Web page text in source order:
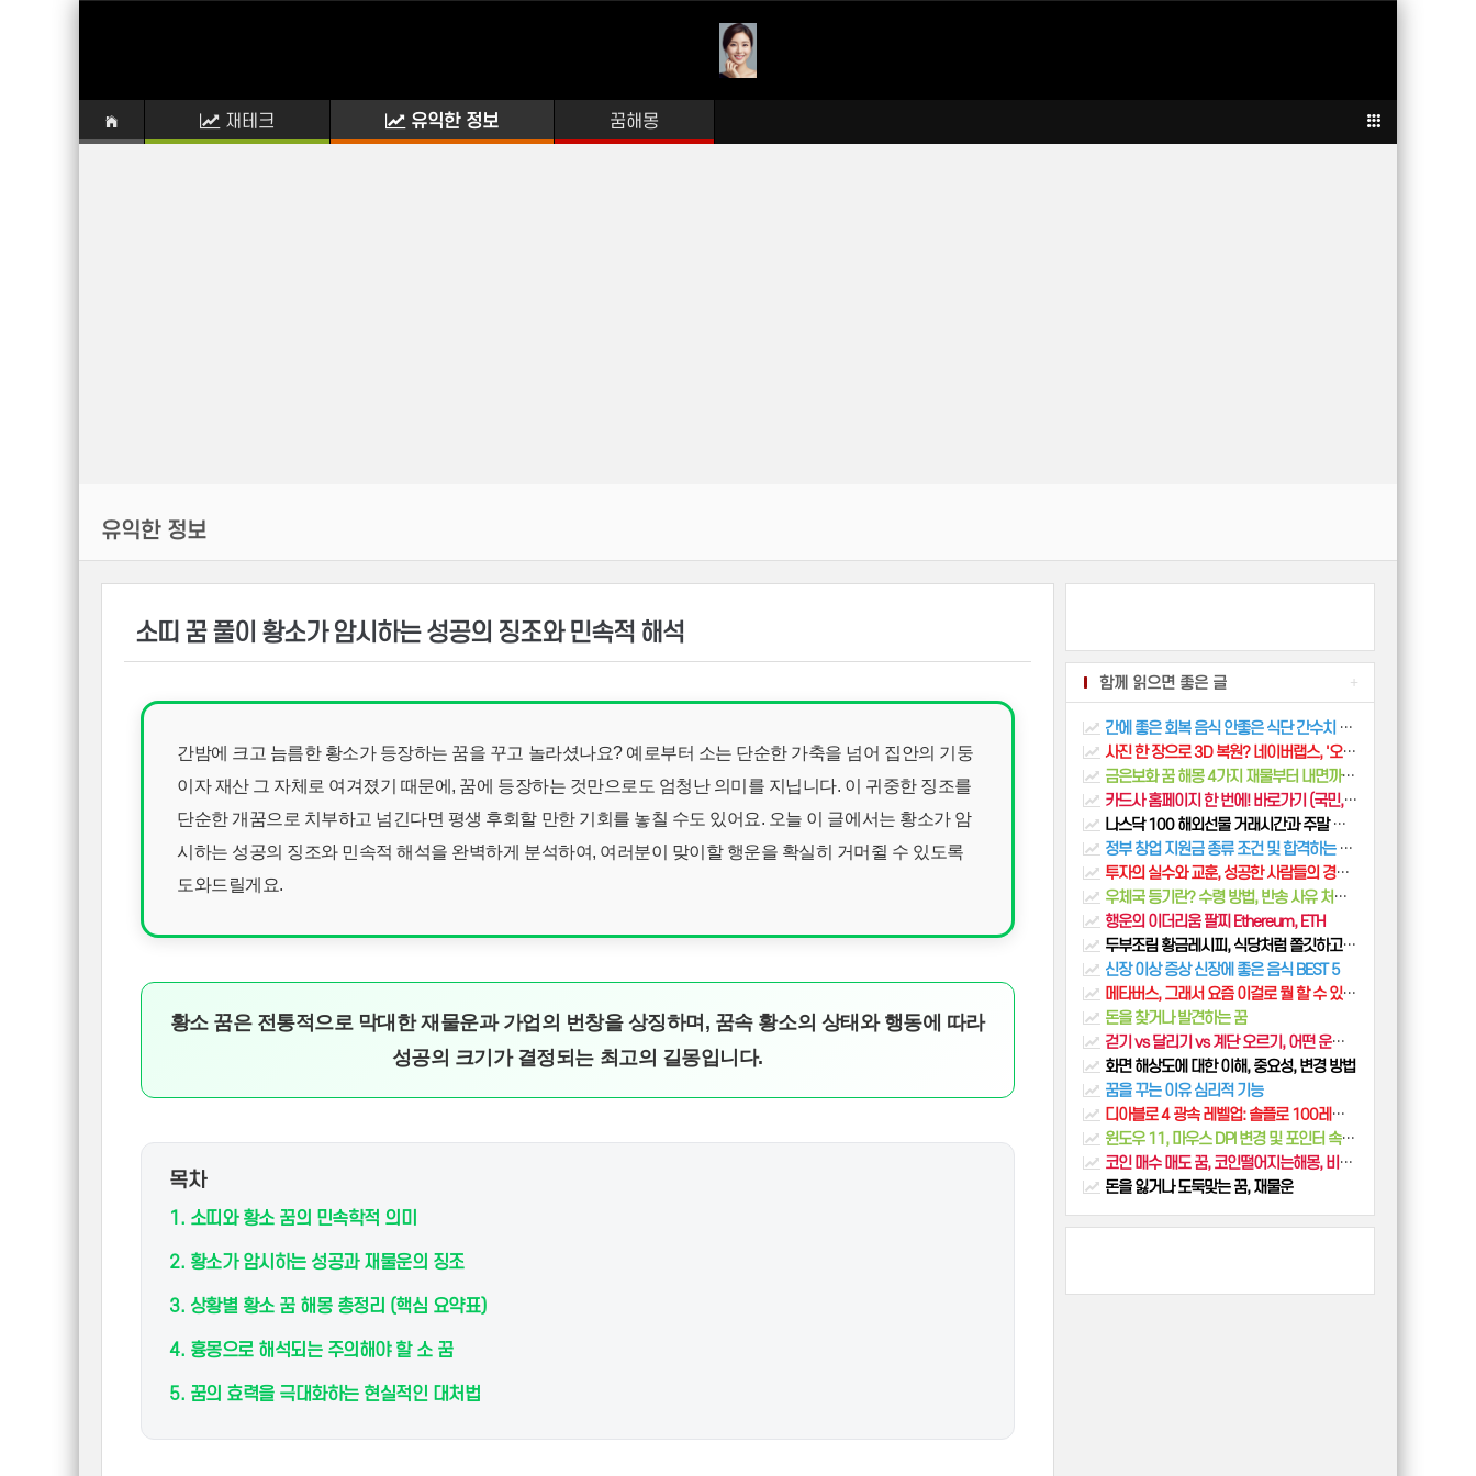
재테크 유익한 정보 꿈해몽
유익한 정보
소띠 꿈 풀이 황소가 암시하는 성공의 징조와 민속적 해석
간밤에 크고 늠름한 황소가 등장하는 꿈을 꾸고 놀라셨나요? 예로부터 소는 단순한 가축을 넘어 집안의 기둥
이자 재산 그 자체로 여겨졌기 때문에, 꿈에 등장하는 것만으로도 엄청난 의미를 지닙니다. 이 귀중한 징조를
단순한 개꿈으로 치부하고 넘긴다면 평생 후회할 만한 기회를 놓칠 수도 있어요. 오늘 이 글에서는 황소가 암
시하는 성공의 징조와 민속적 해석을 완벽하게 분석하여, 여러분이 맞이할 행운을 확실히 거머쥘 수 있도록
도와드릴게요.
황소 꿈은 전통적으로 막대한 재물운과 가업의 번창을 상징하며, 꿈속 황소의 상태와 행동에 따라
성공의 크기가 결정되는 최고의 길몽입니다.
목차
1. 소띠와 황소 꿈의 민속학적 의미
2. 황소가 암시하는 성공과 재물운의 징조
3. 상황별 황소 꿈 해몽 총정리 (핵심 요약표)
4. 흉몽으로 해석되는 주의해야 할 소 꿈
5. 꿈의 효력을 극대화하는 현실적인 대처법
+
함께 읽으면 좋은 글
간에 좋은 회복 음식 안좋은 식단 간수치 낮추기
사진 한 장으로 3D 복원? 네이버랩스, '오늘' 공개한 공간 AI 신기술의 모든 것!
금은보화 꿈 해몽 4가지 재물부터 내면까지 완벽 정리
카드사 홈페이지 한 번에! 바로가기 (국민, 농협, 신한, 현대, 롯데, 삼성, 하나, NH)
나스닥 100 해외선물 거래시간과 주말 개장 정리
정부 창업 지원금 종류 조건 및 합격하는 사업계획서 PSST 작성법
투자의 실수와 교훈, 성공한 사람들의 경험담과 조언(워렌버핏, 일론머스크, 오프라윈프리)
우체국 등기란? 수령 방법, 반송 사유 처리 방법 총정리
행운의 이더리움 팔찌 Ethereum, ETH
두부조림 황금레시피, 식당처럼 쫄깃하고 양념 쏙 배게 만드는 법
신장 이상 증상 신장에 좋은 음식 BEST 5
메타버스, 그래서 요즘 이걸로 뭘 할 수 있나요? (2025년 최신 동향)
돈을 찾거나 발견하는 꿈
걷기 vs 달리기 vs 계단 오르기, 어떤 운동이 살 빼는데 최고일까? (칼로리 소모, 효과 전격 비교)
화면 해상도에 대한 이해, 중요성, 변경 방법
꿈을 꾸는 이유 심리적 기능
디아블로 4 광속 레벨업: 솔플로 100레벨 찍는 최단 루트
윈도우 11, 마우스 DPI 변경 및 포인터 속도 조절 가이드
코인 매수 매도 꿈, 코인떨어지는해몽, 비트코인 오르는 dream
돈을 잃거나 도둑맞는 꿈, 재물운